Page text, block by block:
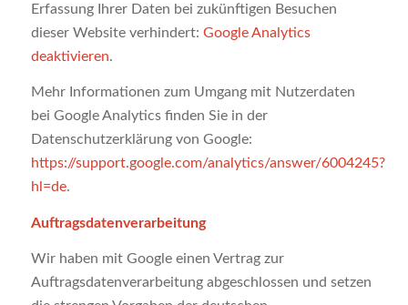
Erfassung Ihrer Daten bei zukünftigen Besuchen
dieser Website verhindert: Google Analytics
deaktivieren.
Mehr Informationen zum Umgang mit Nutzerdaten
bei Google Analytics finden Sie in der
Datenschutzerklärung von Google:
https://support.google.com/analytics/answer/6004245?
hl=de.
Auftragsdatenverarbeitung
Wir haben mit Google einen Vertrag zur
Auftragsdatenverarbeitung abgeschlossen und setzen